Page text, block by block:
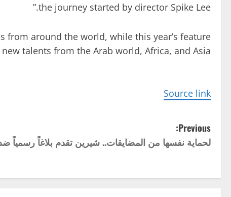
the journey started by director Spike Lee.”
from around the world, while this year’s feature
talents from the Arab world, Africa, and Asia.”
Source link
P
o
s
Previous:
لحماية نفسها من المضايقات.. شيرين تقدم بلاغاً رسمياً